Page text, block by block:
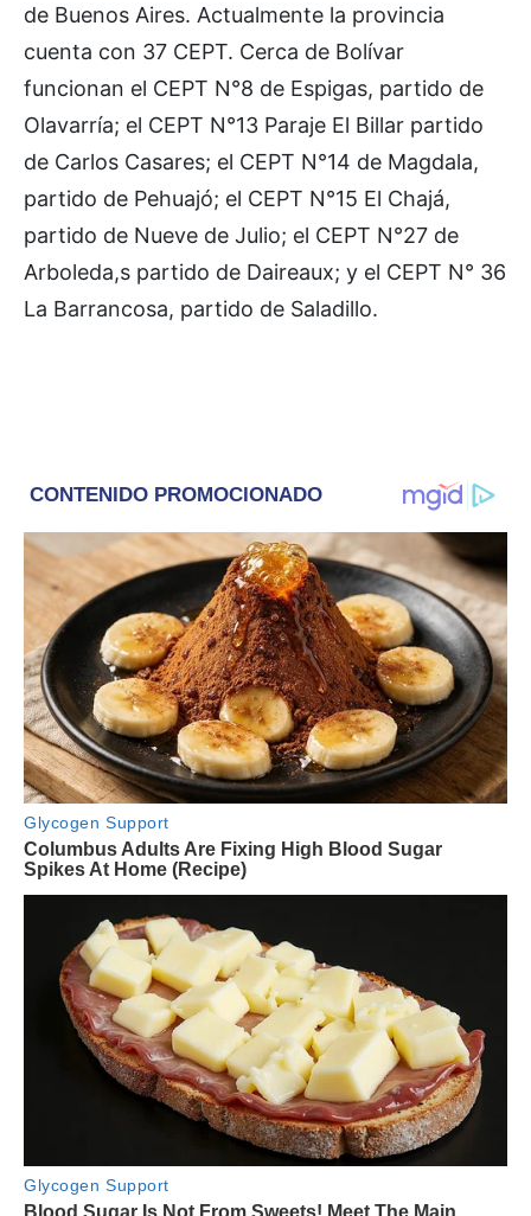
de Buenos Aires. Actualmente la provincia
cuenta con 37 CEPT. Cerca de Bolívar
funcionan el CEPT N°8 de Espigas, partido de
Olavarría; el CEPT N°13 Paraje El Billar partido
de Carlos Casares; el CEPT N°14 de Magdala,
partido de Pehuajó; el CEPT N°15 El Chajá,
partido de Nueve de Julio; el CEPT N°27 de
Arboleda,s partido de Daireaux; y el CEPT N° 36
La Barrancosa, partido de Saladillo.